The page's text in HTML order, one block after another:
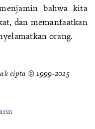
bahwa kita
dan memanfaatkan
orang.
cipta © 1999-2025